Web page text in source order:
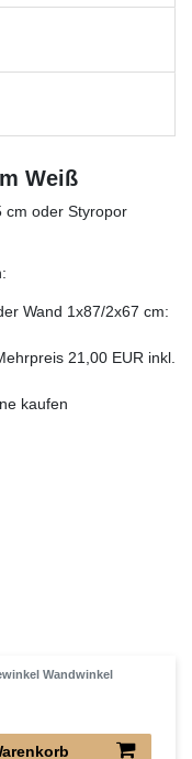
Weiß
cm oder Styropor
Wand 1x87/2x67 cm:
21,00 EUR inkl.
kaufen
Wandwinkel